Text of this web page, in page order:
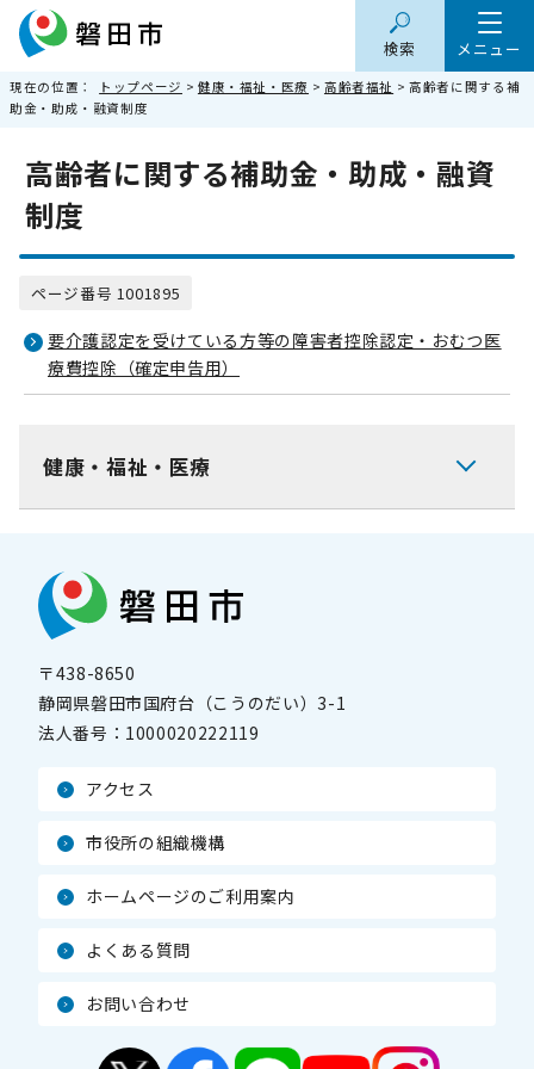
メニュー
検索
現在の位置： トップページ > 健康・福祉・医療 > 高齢者福祉 > 高齢者に関する補
助金・助成・融資制度
高齢者に関する補助金・助成・融資
制度
ページ番号 1001895
要介護認定を受けている方等の障害者控除認定・おむつ医
療費控除（確定申告用）
健康・福祉・医療
〒438-8650
静岡県磐田市国府台（こうのだい）3-1
法人番号： 1000020222119
アクセス
市役所の組織機構
ホームページのご利用案内
よくある質問
お問い合わせ